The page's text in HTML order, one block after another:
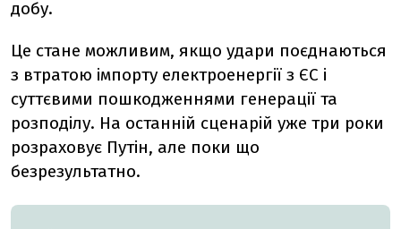
добу.
Це стане можливим, якщо удари поєднаються
з втратою імпорту електроенергії з ЄС і
суттєвими пошкодженнями генерації та
розподілу. На останній сценарій уже три роки
розраховує Путін, але поки що
безрезультатно.